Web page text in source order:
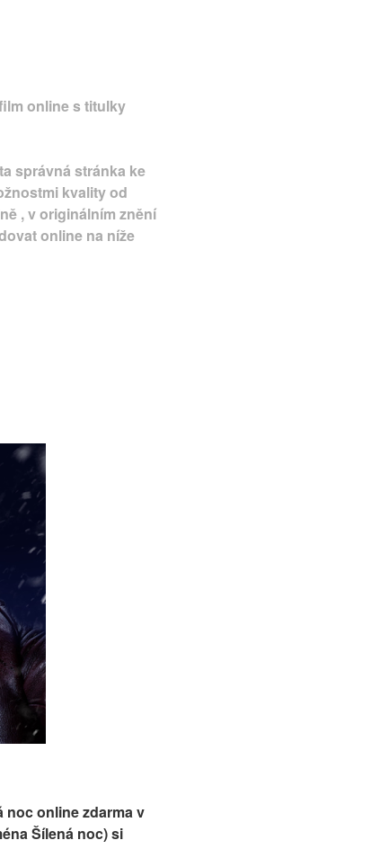
online s titulky
správná stránka ke
kvality od
, v originálním znění
online na níže
noc online zdarma v
Šílená noc) si